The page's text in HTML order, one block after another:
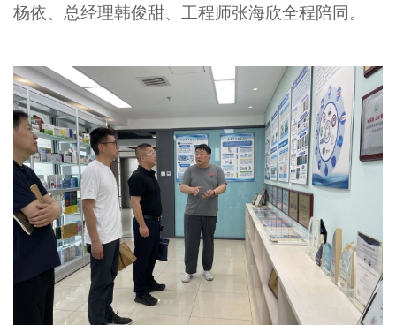
北京宣传文化引导基金
宣传思想文化人才
专题
资料库
+
杨依、总经理韩俊甜、工程师张海欣全程陪同。